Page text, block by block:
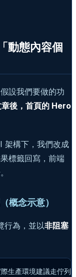
動態內容個
設我們要做的功
後，首頁的 Hero
架構下，我們改成
標籤回寫，前端
概念示意）
為，並以非阻塞
產環境建議走佇列